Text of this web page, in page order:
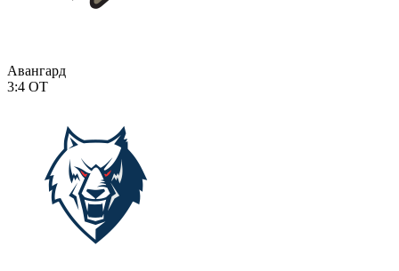
Авангард
3:4 ОТ